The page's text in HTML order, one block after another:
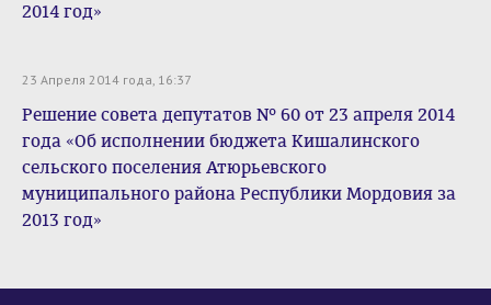
2014 год»
23 Апреля 2014 года, 16:37
Решение совета депутатов № 60 от 23 апреля 2014
года «Об исполнении бюджета Кишалинского
сельского поселения Атюрьевского
муниципального района Республики Мордовия за
2013 год»